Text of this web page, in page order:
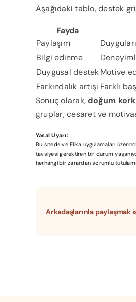
Aşağıdaki tablo, destek
Fayda
Paylaşım
Bilgi edinme
Duygusal destekMotive
Farkındalık artışı Farklı
Sonuç olarak,doğum
gruplar, cesaret ve
Yasal Uyarı:
Bu sitede ve Elika uygulamaları
tavsiyesi gerektiren bir durum
herhangi bir zarardan sorumlu
Arkadaşlarınla paylaşmak